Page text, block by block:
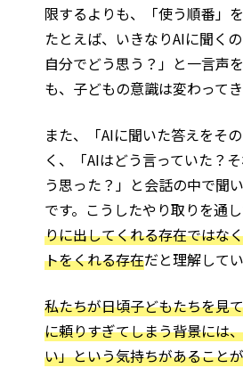
限するよりも、「使う順番」
たとえば、いきなりAIに聞く
自分でどう思う？」と一言声
も、子どもの意識は変わってき
また、「AIに聞いた答えをそ
く、「AIはどう言っていた？
う思った？」と会話の中で聞
です。こうしたやり取りを通し
りに出してくれる存在ではな
トをくれる存在だと理解してい
私たちが日頃子どもたちを見
に頼りすぎてしまう背景には
い」という気持ちがあること